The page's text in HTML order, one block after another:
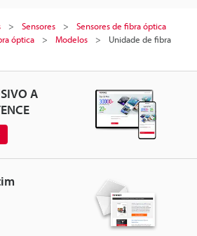
Sensores
Sensores de fibra óptica
óptica
Modelos
Unidade de fibra
A